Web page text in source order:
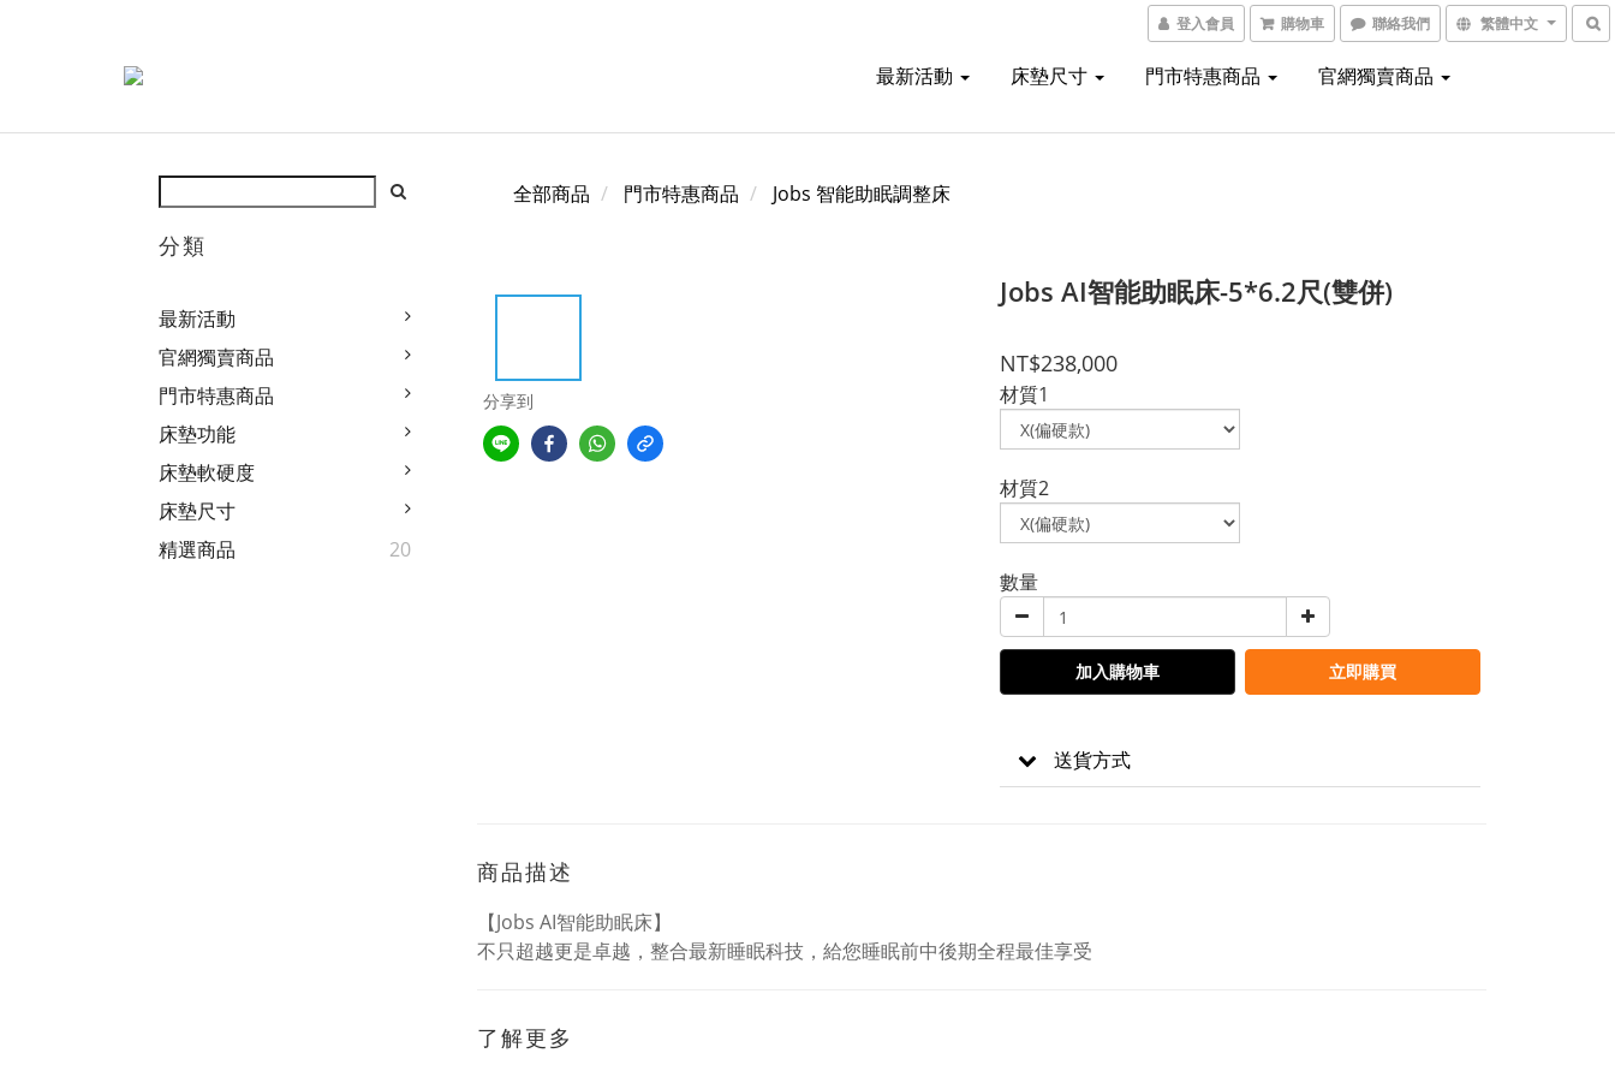
登入會員 購物車 聯絡我們 繁體中文
最新活動 床墊尺寸 門市特惠商品 官網獨賣商品
分類
最新活動
官網獨賣商品
門市特惠商品
床墊功能
床墊軟硬度
床墊尺寸
精選商品
20
全部商品 門市特惠商品 Jobs 智能助眠調整床
分享到
Jobs AI智能助眠床-5*6.2尺(雙併)
NT$238,000
材質1
材質2
數量
加入購物車 立即購買
送貨方式
商品描述
【Jobs AI智能助眠床】
不只超越更是卓越，整合最新睡眠科技，給您睡眠前中後期全程最佳享受
了解更多